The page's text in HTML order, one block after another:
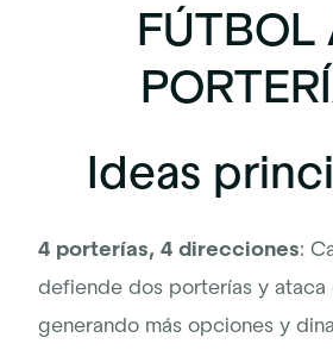
FÚTBOL
Ideas
4 porterías, 4 direcciones:
defiende dos porterías y ataca
generando más opciones y